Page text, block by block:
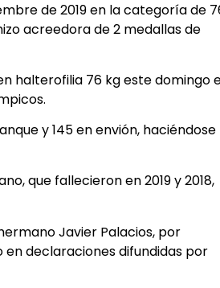
de 2019 en la categoría de
acreedora de 2 medallas de
halterofilia 76 kg este domingo
y 145 en envión, haciéndose
que fallecieron en 2019 y 2018,
Javier Palacios, por
en declaraciones difundidas por